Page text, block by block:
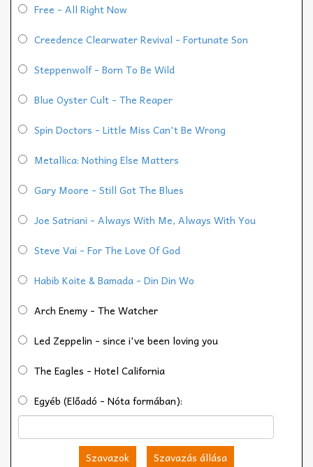
Free - All Right Now
Creedence Clearwater Revival - Fortunate Son
Steppenwolf - Born To Be Wild
Blue Oyster Cult - The Reaper
Spin Doctors - Little Miss Can't Be Wrong
Metallica: Nothing Else Matters
Gary Moore - Still Got The Blues
Joe Satriani - Always With Me, Always With You
Steve Vai - For The Love Of God
Habib Koite & Bamada - Din Din Wo
Arch Enemy - The Watcher
Led Zeppelin - since i've been loving you
The Eagles - Hotel California
Egyéb (Előadó - Nóta formában):
Szavazok Szavazás állása